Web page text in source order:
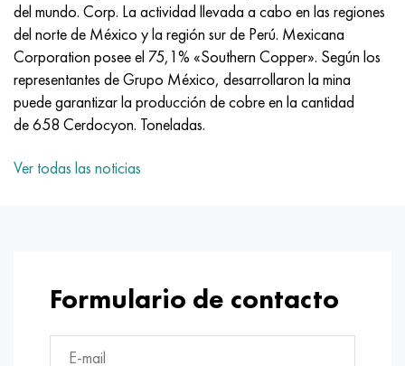
del mundo. Corp. La actividad llevada a cabo en las regiones
del norte de México y la región sur de Perú. Mexicana
Corporation posee el 75,1% «Southern Copper». Según los
representantes de Grupo México, desarrollaron la mina
puede garantizar la producción de cobre en la cantidad
de 658 Cerdocyon. Toneladas.
Ver todas las noticias
Formulario de contacto
multimetro n155
Nicrofer 5923 hMo
Nicrofer 6030
Nitronik 75
Nimonic 80a
68NKhVKTYu
79NM, Lupa 7904
80NM
Tipos de aleaciones de precisión
termobimetales
XN70YU
HN75MBTYu
XN75TBYu
HN80TBY
N65M, EP982
TL5
A LAS 6
TS-6
1.4570-aisi303Cu
1.4574 - Aleación PH 15-7 Mo®
1.4580 - AISI 316Cb
Aleación 254smo® - 1.4547
Aleación 926 - 1.4529
18X11MNFB
18X12VMBFR
20X12VNMF
40X10X2M
40Х9С2
30hgs, 30hgs
30hgsa, 30hgsa
30hgsn2a, 30hgsna
35hgs, 35hgs
35hgsa, 35hgsa